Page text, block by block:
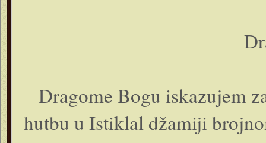
Dragome Bogu iskazujem
hutbu u Istiklal džamiji